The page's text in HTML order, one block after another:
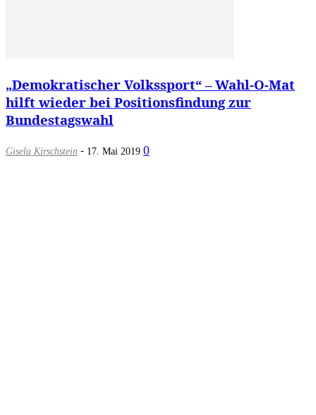
„Demokratischer Volkssport“ – Wahl-O-Mat
hilft wieder bei Positionsfindung zur
Bundestagswahl
Gisela Kirschstein - 17. Mai 2019 0